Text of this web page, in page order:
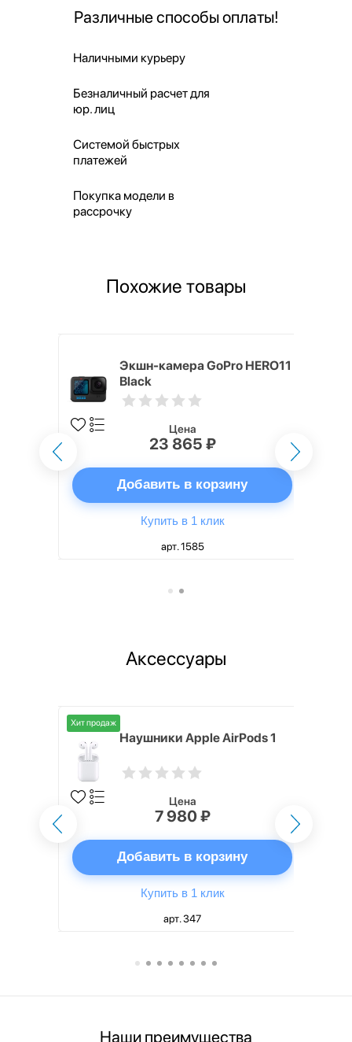
Различные способы оплаты!
Наличными курьеру
Безналичный расчет для
юр. лиц
Системой быстрых
платежей
Покупка модели в
рассрочку
Похожие товары
Экшн-камера GoPro HERO11
Black
Цена
23 865 ₽
Добавить в корзину
Купить в 1 клик
арт. 1585
Аксессуары
Хит продаж
Наушники Apple AirPods 1
Цена
7 980 ₽
Добавить в корзину
Купить в 1 клик
арт. 347
Наши преимущества